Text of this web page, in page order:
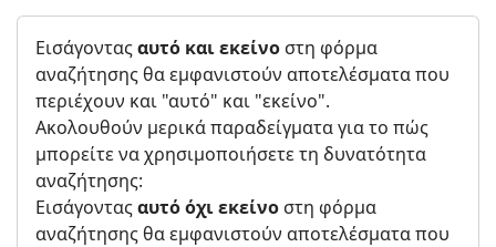
Εισάγονταςαυτό και εκείνο στη φόρμα
αναζήτησης θα εμφανιστούν αποτελέσματα που
περιέχουν και "αυτό" και "εκείνο".
Ακολουθούν μερικά παραδείγματα για το πώς
μπορείτε να χρησιμοποιήσετε τη δυνατότητα
αναζήτησης:
Εισάγονταςαυτό όχι εκείνο στη φόρμα
αναζήτησης θα εμφανιστούν αποτελέσματα που